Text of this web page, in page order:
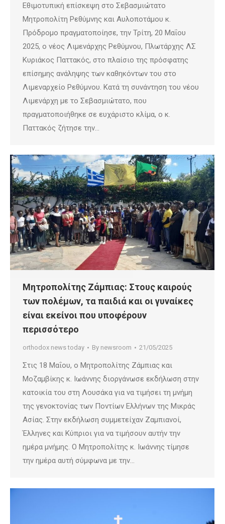
Εθιμοτυπική επίσκεψη στο Σεβασμιώτατο
Μητροπολίτη Ρεθύμνης και Αυλοποτάμου κ.
Πρόδρομο πραγματοποίησε, την Τρίτη, 20 Μαΐου
2025, ο νέος Λιμενάρχης Ρεθύμνου, Πλωτάρχης ΛΣ
Κυριάκος Παττακός, στο πλαίσιο της πρόσφατης
επίσημης ανάληψης των καθηκόντων του στο
Λιμεναρχείο Ρεθύμνου. Κατά τη συνάντηση του νέου
Λιμενάρχη με το Σεβασμιώτατο, που
πραγματοποιήθηκε σε ευχάριστο κλίμα, ο κ.
Παττακός ζήτησε την…
Μητροπολίτης Ζάμπιας: Στους καιρούς
των πολέμων, τα παιδιά και οι γυναίκες
είναι εκείνοι που υποφέρουν
περισσότερο
orthodox news today By newsroom 21/05/2025
Στις 18 Μαΐου, ο Μητροπολίτης Ζάμπιας και
Μοζαμβίκης κ. Ιωάννης διοργάνωσε εκδήλωση στην
κατοικία του στη Λουσάκα για να τιμήσει τη μνήμη
της γενοκτονίας των Ποντίων Ελλήνων της Μικράς
Ασίας. Στην εκδήλωση συμμετείχαν Ζαμπιανοί,
Έλληνες και Κύπριοι για να τιμήσουν αυτήν την
ημέρα μνήμης. Ο Μητροπολίτης κ. Ιωάννης τίμησε
την ημέρα αυτή σύμφωνα με την…